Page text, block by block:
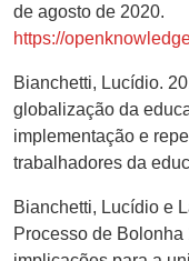
de agosto de 2020.
https://
Bianchetti, Lucídio.
globalização da
implementação e
trabalhadores da
Bianchetti, Lucídio e
Processo de